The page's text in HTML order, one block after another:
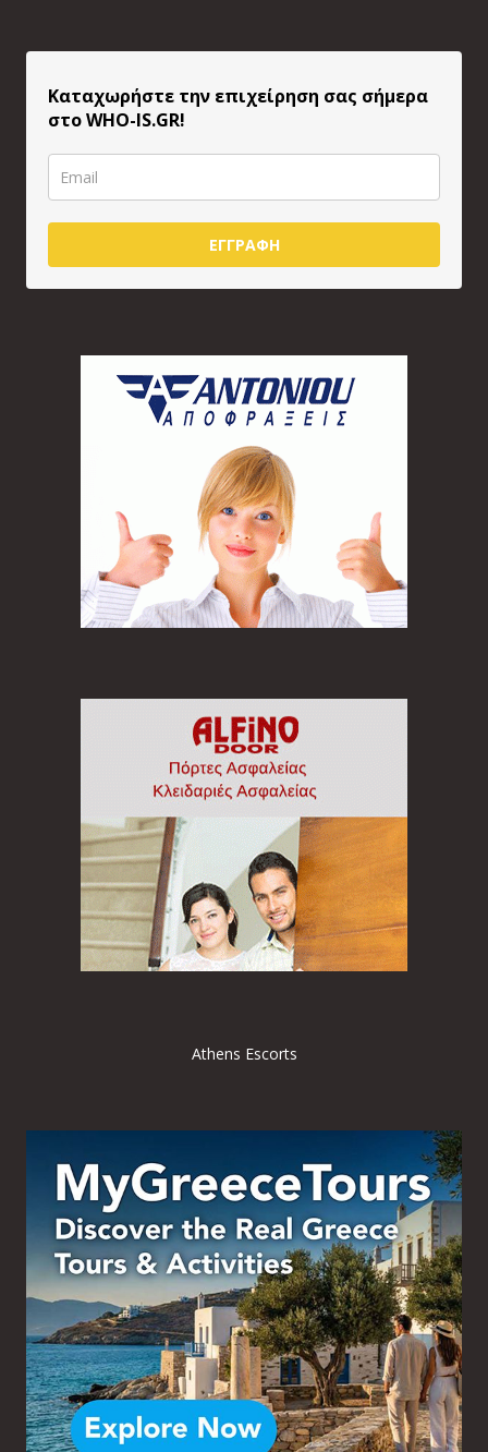
Καταχωρήστε την επιχείρηση σας σήμερα
στο WHO-IS.GR!
ΕΓΓΡΑΦΗ
Athens Escorts